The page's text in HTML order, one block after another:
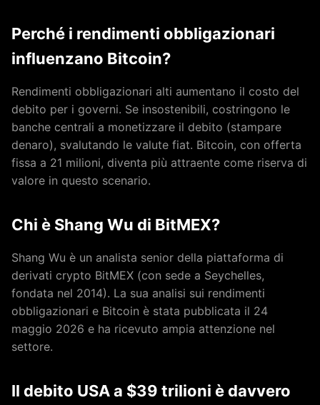
Perché i rendimenti obbligazionari
influenzano Bitcoin?
Rendimenti obbligazionari alti aumentano il costo del
debito per i governi. Se insostenibili, costringono le
banche centrali a monetizzare il debito (stampare
denaro), svalutando le valute fiat. Bitcoin, con offerta
fissa a 21 milioni, diventa più attraente come riserva di
valore in questo scenario.
Chi è Shang Wu di BitMEX?
Shang Wu è un analista senior della piattaforma di
derivati crypto BitMEX (con sede a Seychelles,
fondata nel 2014). La sua analisi sui rendimenti
obbligazionari e Bitcoin è stata pubblicata il 24
maggio 2026 e ha ricevuto ampia attenzione nel
settore.
Il debito USA a $39 trilioni è davvero